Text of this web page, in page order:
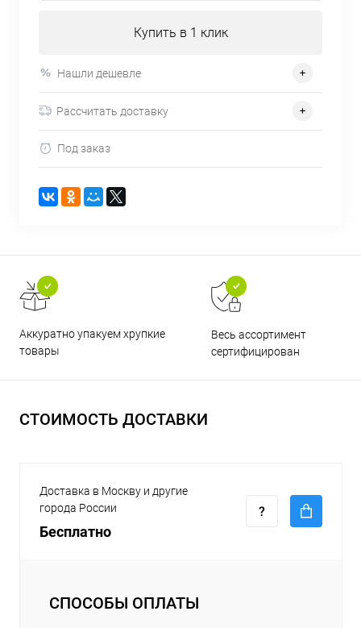
Купить в 1 клик
Нашли дешевле
Рассчитать доставку
Под заказ
Аккуратно упакуем хрупкие
товары
Весь ассортимент
сертифицирован
СТОИМОСТЬ ДОСТАВКИ
Доставка в Москву и другие
города России
Бесплатно
СПОСОБЫ ОПЛАТЫ